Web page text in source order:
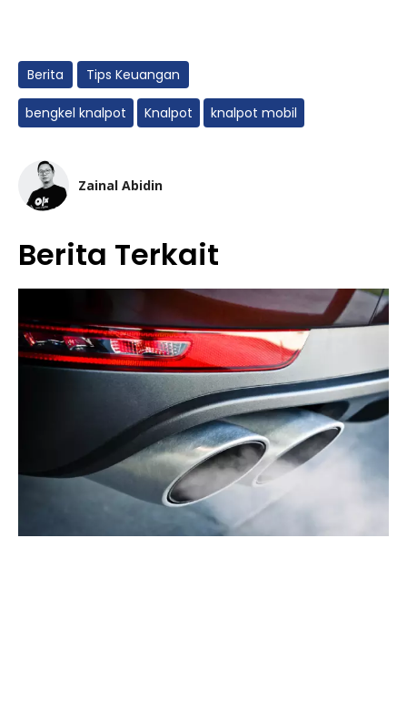
Berita Tips Keuangan
bengkel knalpot Knalpot knalpot mobil
Zainal Abidin
Berita Terkait